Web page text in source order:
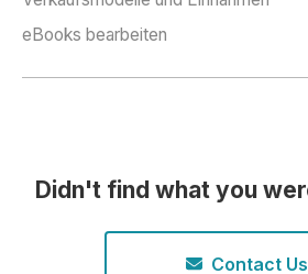
eBooks bearbeiten
Didn't find what you
Contact Us